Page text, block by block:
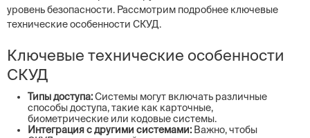
уровень безопасности. Рассмотрим подробнее ключевые
технические особенности СКУД.
Ключевые технические особенности
СКУД
Типы доступа:Системы могут включать различные
способы доступа, такие как карточные,
биометрические или кодовые системы.
Интеграция с другими системами: Важно, чтобы